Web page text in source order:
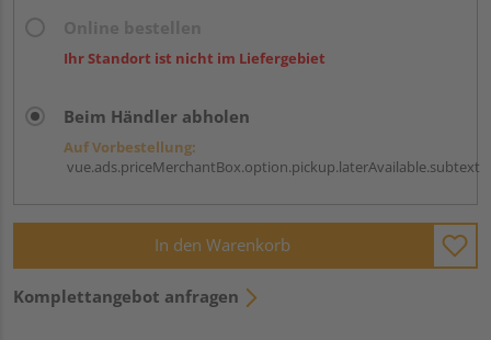
Ihr Standort ist nicht im Liefergebiet
Beim Händler abholen
Auf Vorbestellung:
vue.ads.priceMerchantBox.option.pickup.laterAvailable.subtext
In den Warenkorb
Komplettangebot anfragen